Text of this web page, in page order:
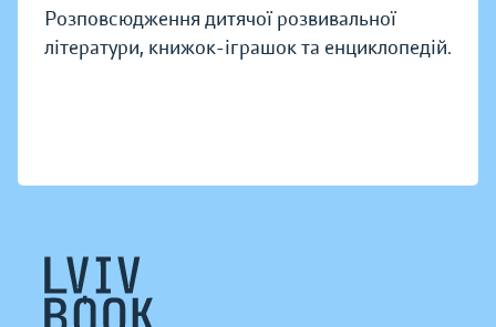
Розповсюдження дитячої розвивальної
літератури, книжок-іграшок та енциклопедій.